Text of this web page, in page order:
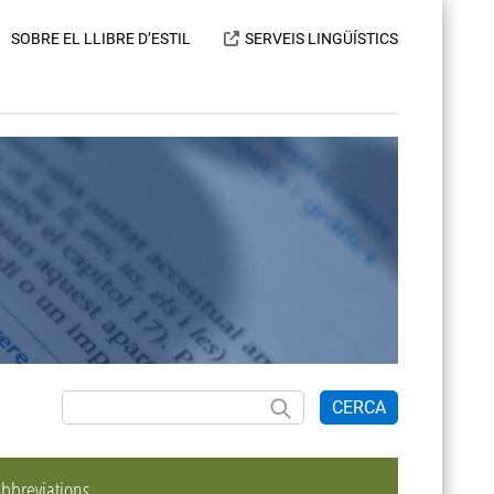
SOBRE EL LLIBRE D’ESTIL SERVEIS LINGÜÍSTICS
CERCA